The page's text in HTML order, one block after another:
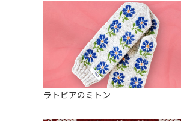
ラトビアのミトン